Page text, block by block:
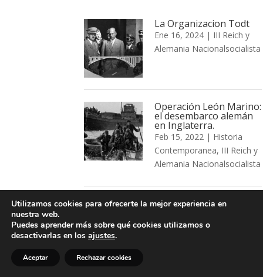
La Organizacion Todt
Ene 16, 2024 | III Reich y
Alemania Nacionalsocialista
Operación León Marino:
el desembarco alemán
en Inglaterra.
Feb 15, 2022 | Historia
Contemporanea, III Reich y
Alemania Nacionalsocialista
Nationale Volksarmee:
el ejército de la RDA
Jun 13, 2021|
Utilizamos cookies para ofrecerte la mejor experiencia en
nuestra web.
Puedes aprender más sobre qué cookies utilizamos o
desactivarlas en los ajustes.
Aceptar Rechazar cookies